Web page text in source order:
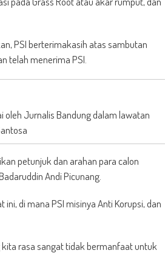
PSI berterimakasih atas sambutan
telah menerima PSI.
oleh Jurnalis Bandung dalam lawatan
petunjuk dan arahan para calon
Andi Picunang.
di mana PSI misinya Anti Korupsi, dan
rasa sangat tidak bermanfaat untuk